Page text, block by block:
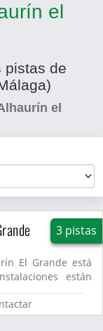
el
pistas de
el
3 pistas
El Grande está
están